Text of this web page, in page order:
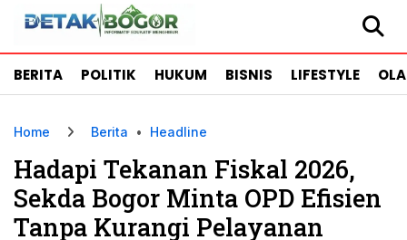
BERITA POLITIK HUKUM BISNIS LIFESTYLE
Home Berita • Headline
Hadapi Tekanan Fiskal 2026,
Sekda Bogor Minta OPD Efisien
Tanpa Kurangi Pelayanan